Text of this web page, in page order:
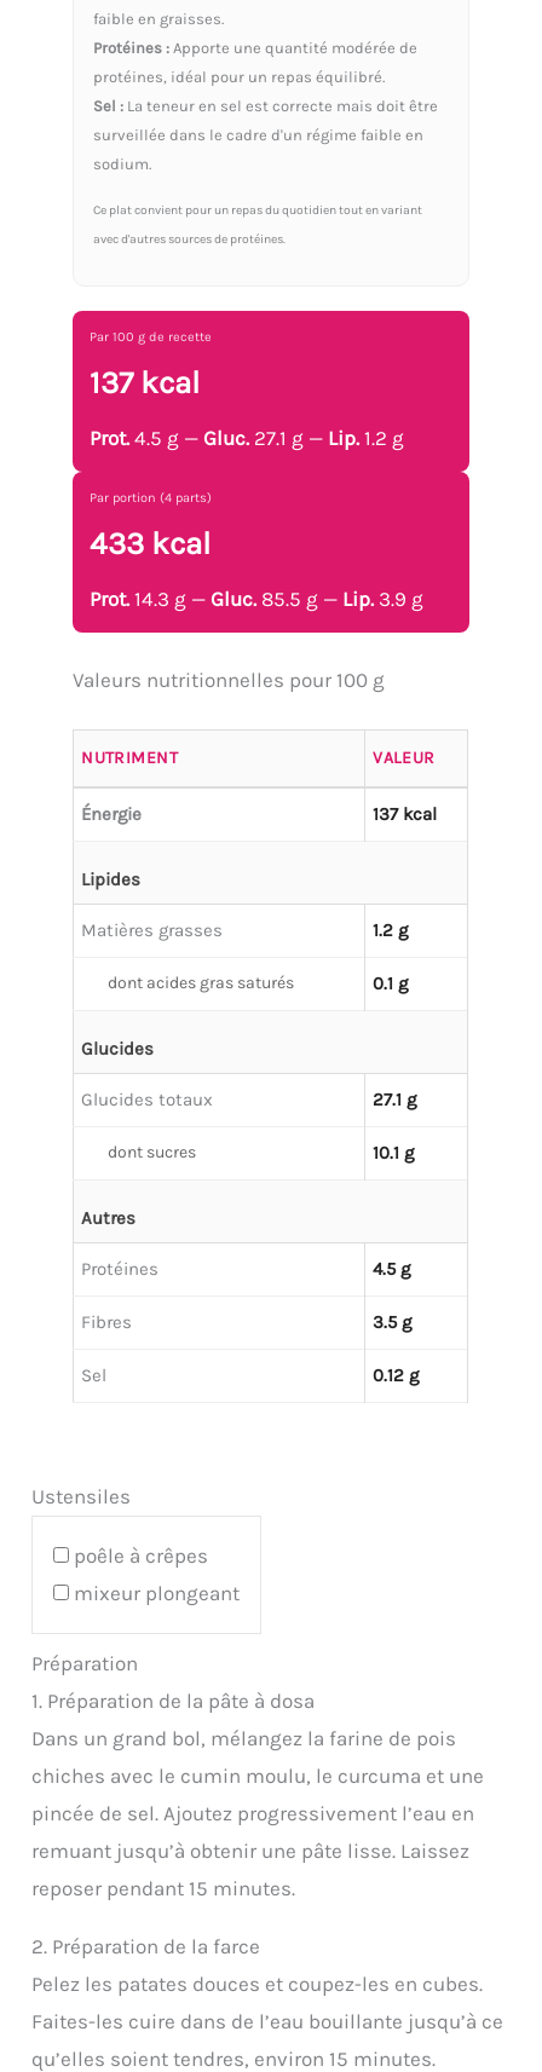
faible en graisses.
Protéines : Apporte une quantité modérée de
protéines, idéal pour un repas équilibré.
Sel : La teneur en sel est correcte mais doit être
surveillée dans le cadre d'un régime faible en
sodium.
Ce plat convient pour un repas du quotidien tout en variant
avec d'autres sources de protéines.
Par 100 g de recette
137 kcal
Prot.4.5 g —Gluc.27.1 g — Lip.1.2 g
Par portion (4 parts)
433 kcal
Prot.14.3 g —Gluc.85.5 g — Lip.3.9 g
Valeurs nutritionnelles pour 100 g
NUTRIMENT VALEUR
Énergie 137 kcal
Lipides
Matières grasses 1.2 g
dont acides gras saturés 0.1 g
Glucides
Glucides totaux 27.1 g
dont sucres 10.1 g
Autres
Protéines 4.5 g
Fibres 3.5 g
Sel 0.12 g
Ustensiles
poêle à crêpes
mixeur plongeant
Préparation
1. Préparation de la pâte à dosa
Dans un grand bol, mélangez la farine de pois
chiches avec le cumin moulu, le curcuma et une
pincée de sel. Ajoutez progressivement l’eau en
remuant jusqu’à obtenir une pâte lisse. Laissez
reposer pendant 15 minutes.
2. Préparation de la farce
Pelez les patates douces et coupez-les en cubes.
Faites-les cuire dans de l’eau bouillante jusqu’à ce
qu’elles soient tendres, environ 15 minutes.